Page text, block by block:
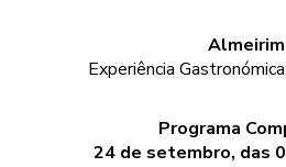
Almeirim
Experiência
Programa
24 de setembro, das